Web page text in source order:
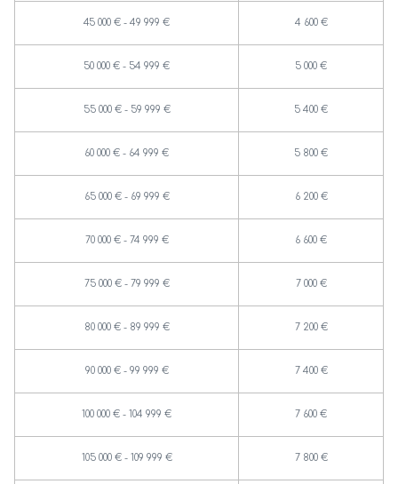
45 000 € - 49 999 € 4 600 €
50 000 € - 54 999 € 5 000 €
55 000 € - 59 999 € 5 400 €
60 000 € - 64 999 € 5 800 €
65 000 € - 69 999 € 6 200 €
70 000 € - 74 999 € 6 600 €
75 000 € - 79 999 € 7 000 €
80 000 € - 89 999 € 7 200 €
90 000 € - 99 999 € 7 400 €
100 000 € - 104 999 € 7 600 €
105 000 € - 109 999 € 7 800 €